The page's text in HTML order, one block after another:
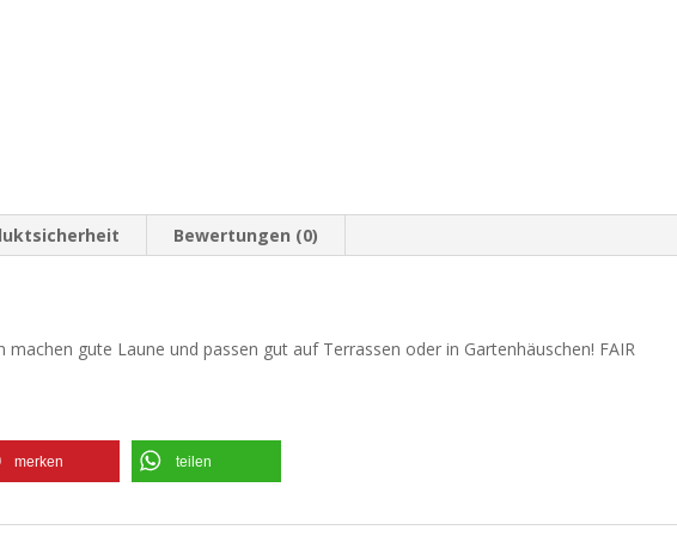
Bewertungen (0)
machen gute Laune und passen gut auf Terrassen oder in Gartenhäuschen! FAIR
merken teilen